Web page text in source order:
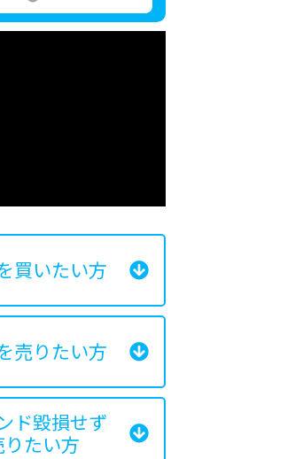
買いたい方
売りたい方
ド毀損せず
りたい方